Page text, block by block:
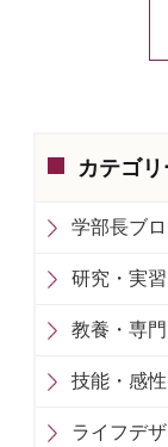
カテゴ
学部長ブ
研究・実習
教養・専門
技能・感性
ライフデ